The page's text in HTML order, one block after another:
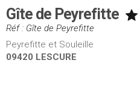
Gîte de Peyrefitte
Réf : Gîte de Peyrefitte
Peyrefitte et Souleille
09420 LESCURE